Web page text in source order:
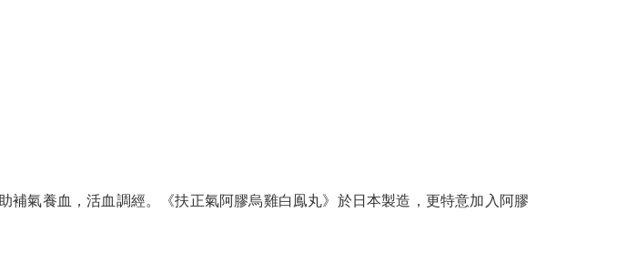
補氣養血，活血調經。《扶正氣阿膠烏雞白鳯丸》於日本製造，更特意加入阿膠